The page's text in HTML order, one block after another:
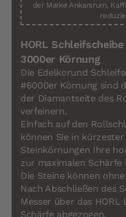
der Marke Ankarsrum,
HORL
3000er Körnung
Die Edelkorund
#6000er Körnung sind
der Diamantseite des
verfeinern.
Einfach auf den
können Sie in
Steinkörnungen Ihre
zur maximalen Schärfe
Die Steine können
Nach Abschließen des
Messer über das
Schärfe abgezogen.